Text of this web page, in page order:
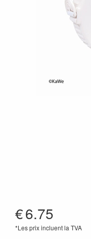
€6.75
*Les prix incluent la TVA